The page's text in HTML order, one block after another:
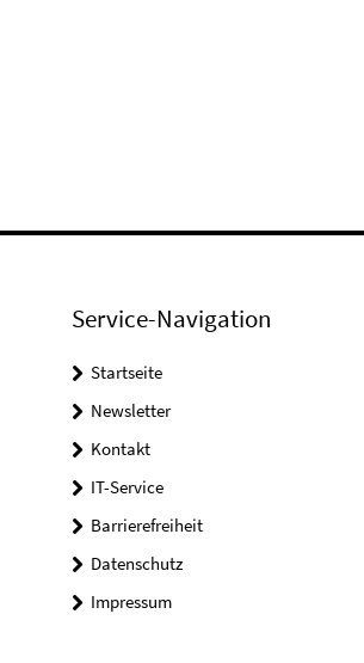
Service-Navigation
Startseite
Newsletter
Kontakt
IT-Service
Barrierefreiheit
Datenschutz
Impressum